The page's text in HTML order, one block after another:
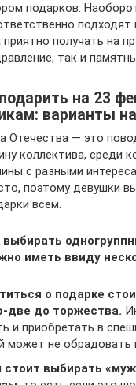
подарков.
подходят
приятно получать на
так и
на 23
варианты
Отечества — это
коллектива, среди
с разными
поэтому девушки
всем.
иметь ввиду
о подарке
две до торжества.
и приобретать в
может не обрадовать
стоит выбирать